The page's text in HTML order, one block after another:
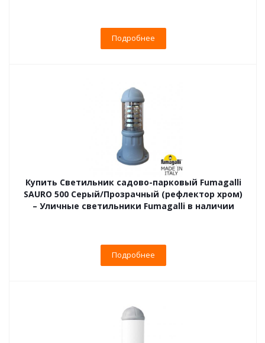
Подробнее
Купить Светильник садово-парковый Fumagalli
SAURO 500 Серый/Прозрачный (рефлектор хром)
– Уличные светильники Fumagalli в наличии
Подробнее